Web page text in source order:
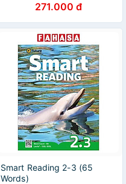
271.000 đ
Smart Reading 2-3 (65
Words)